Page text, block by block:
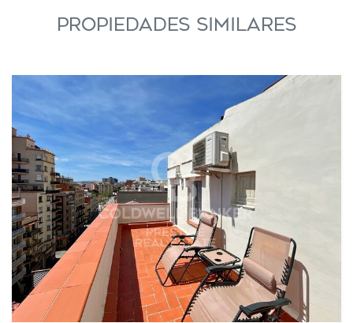
PROPIEDADES SIMILARES